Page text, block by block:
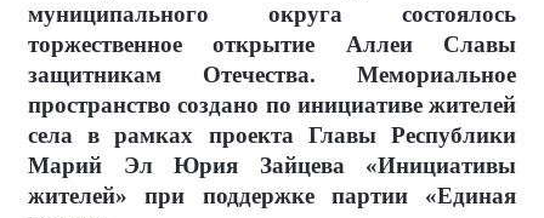
муниципального округа состоялось
торжественное открытие Аллеи Славы
защитникам Отечества. Мемориальное
пространство создано по инициативе жителей
села в рамках проекта Главы Республики
Марий Эл Юрия Зайцева «Инициативы
жителей» при поддержке партии «Единая